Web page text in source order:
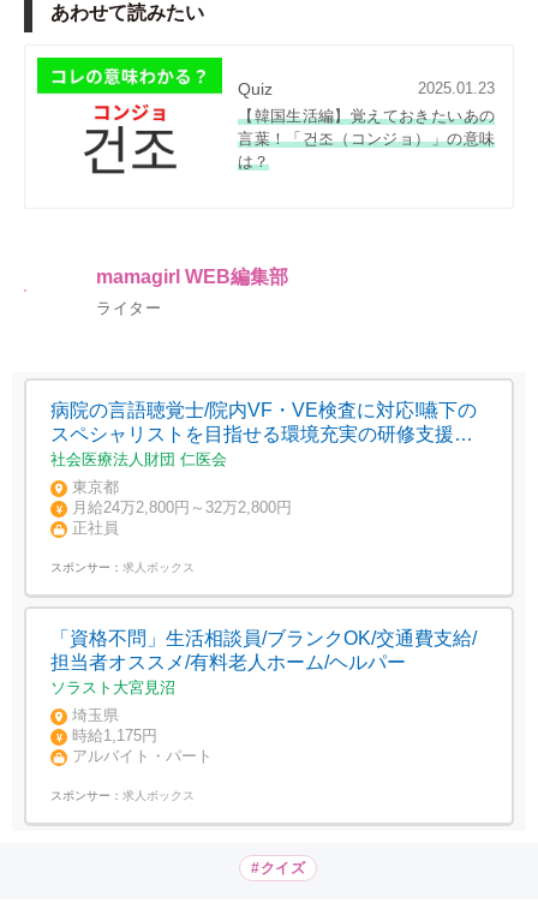
あわせて読みたい
Quiz
2025.01.23
【韓国生活編】覚えておきたいあの
言葉！「건조（コンジョ）」の意味
は？
mamagirl WEB編集部
ライター
病院の言語聴覚士/院内VF・VE検査に対応!嚥下の
スペシャリストを目指せる環境充実の研修支援で
スキルアップ
社会医療法人財団 仁医会
東京都
月給24万2,800円～32万2,800円
正社員
スポンサー： 求人ボックス
「資格不問」生活相談員/ブランクOK/交通費支給/
担当者オススメ/有料老人ホーム/ヘルパー
ソラスト大宮見沼
埼玉県
時給1,175円
アルバイト・パート
スポンサー： 求人ボックス
#クイズ